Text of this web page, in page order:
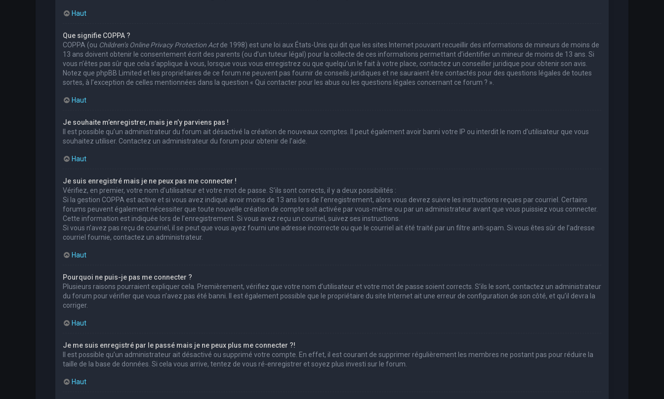
Haut
Que signifie COPPA ?
COPPA (ou Children’s Online Privacy Protection Actde 1998) est une loi aux États-Unis qui dit que les sites Internet pouvant recueillir des informations de mineurs de moins de
13 ans doivent obtenir le consentement écrit des parents (ou d’un tuteur légal) pour la collecte de ces informations permettant d’identifier un mineur de moins de 13 ans. Si
vous n’êtes pas sûr que cela s’applique à vous, lorsque vous vous enregistrez ou que quelqu’un le fait à votre place, contactez un conseiller juridique pour obtenir son avis.
Notez que phpBB Limited et les propriétaires de ce forum ne peuvent pas fournir de conseils juridiques et ne sauraient être contactés pour des questions légales de toutes
sortes, à l’exception de celles mentionnées dans la question « Qui contacter pour les abus ou les questions légales concernant ce forum ? ».
Haut
Je souhaite m’enregistrer, mais je n’y parviens pas !
Il est possible qu’un administrateur du forum ait désactivé la création de nouveaux comptes. Il peut également avoir banni votre IP ou interdit le nom d’utilisateur que vous
souhaitez utiliser. Contactez un administrateur du forum pour obtenir de l’aide.
Haut
Je suis enregistré mais je ne peux pas me connecter !
Vérifiez, en premier, votre nom d’utilisateur et votre mot de passe. S’ils sont corrects, il y a deux possibilités :
Si la gestion COPPA est active et si vous avez indiqué avoir moins de 13 ans lors de l’enregistrement, alors vous devrez suivre les instructions reçues par courriel. Certains
forums peuvent également nécessiter que toute nouvelle création de compte soit activée par vous-même ou par un administrateur avant que vous puissiez vous connecter.
Cette information est indiquée lors de l’enregistrement. Si vous avez reçu un courriel, suivez ses instructions.
Si vous n’avez pas reçu de courriel, il se peut que vous ayez fourni une adresse incorrecte ou que le courriel ait été traité par un filtre anti-spam. Si vous êtes sûr de l’adresse
courriel fournie, contactez un administrateur.
Haut
Pourquoi ne puis-je pas me connecter ?
Plusieurs raisons pourraient expliquer cela. Premièrement, vérifiez que votre nom d’utilisateur et votre mot de passe soient corrects. S’ils le sont, contactez un administrateur
du forum pour vérifier que vous n’avez pas été banni. Il est également possible que le propriétaire du site Internet ait une erreur de configuration de son côté, et qu’il devra la
corriger.
Haut
Je me suis enregistré par le passé mais je ne peux plus me connecter ?!
Il est possible qu’un administrateur ait désactivé ou supprimé votre compte. En effet, il est courant de supprimer régulièrement les membres ne postant pas pour réduire la
taille de la base de données. Si cela vous arrive, tentez de vous ré-enregistrer et soyez plus investi sur le forum.
Haut